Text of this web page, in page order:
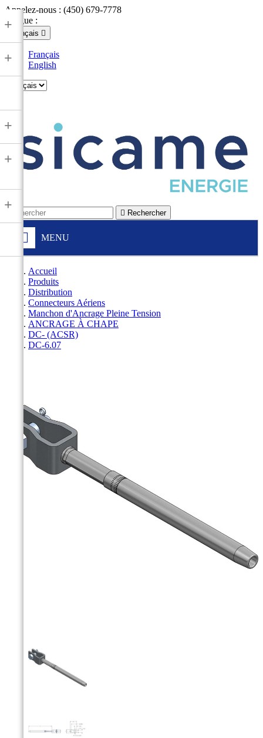
Appelez-nous : (450) 679-7778
Langue :
Français 
Français
English
 Rechercher
MENU
+
+
+
+
+
Accueil
Produits
Distribution
Connecteurs Aériens
Manchon d'Ancrage Pleine Tension
ANCRAGE À CHAPE
DC- (ACSR)
DC-6.07